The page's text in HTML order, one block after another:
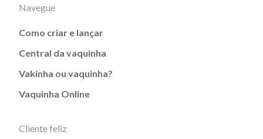
Navegue
Como criar e lançar
Central da vaquinha
Vakinha ou vaquinha?
Vaquinha Online
Cliente feliz